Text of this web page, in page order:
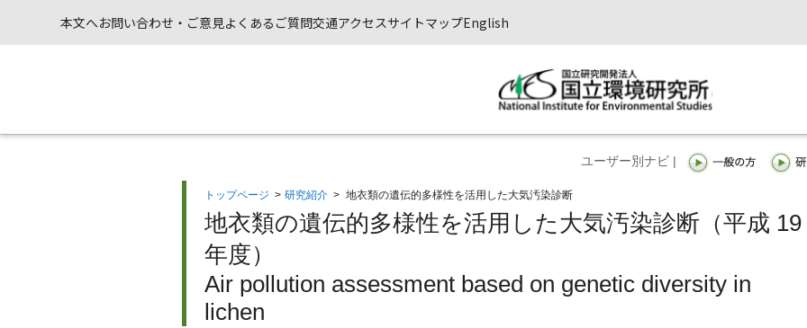
本文へお問い合わせ・ご意見よくあるご質問交通アクセスサイトマップEnglish
ユーザー別ナビ |
トップページ > 研究紹介 > 地衣類の遺伝的多様性を活用した大気汚染診断
地衣類の遺伝的多様性を活用した大気汚染診断（平成 19
年度）
Air pollution assessment based on genetic diversity in
lichen